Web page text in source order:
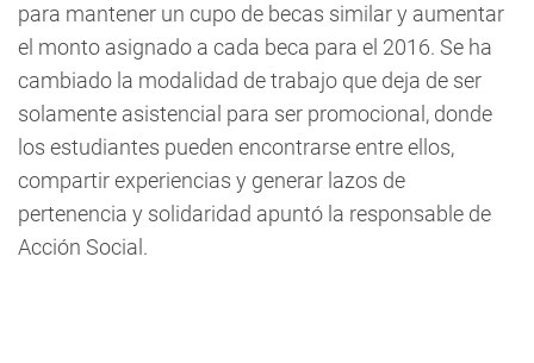
para mantener un cupo de becas similar y aumentar
el monto asignado a cada beca para el 2016. Se ha
cambiado la modalidad de trabajo que deja de ser
solamente asistencial para ser promocional, donde
los estudiantes pueden encontrarse entre ellos,
compartir experiencias y generar lazos de
pertenencia y solidaridad apuntó la responsable de
Acción Social.